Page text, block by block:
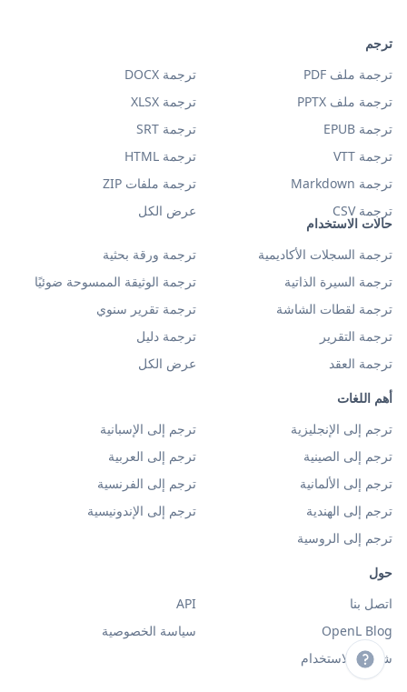
حالات الاستخدام
ترجمة السجلات الأكاديمية
ترجمة ورقة بحثية
ترجمة السيرة الذاتية
ترجمة الوثيقة الممسوحة ضوئيًا
ترجمة لقطات الشاشة
ترجمة تقرير سنوي
ترجمة التقرير
ترجمة دليل
ترجمة العقد
عرض الكل
أهم اللغات
ترجم إلى الإنجليزية
ترجم إلى الإسبانية
ترجم إلى الصينية
ترجم إلى العربية
ترجم إلى الألمانية
ترجم إلى الفرنسية
ترجم إلى الهندية
ترجم إلى الإندونيسية
ترجم إلى الروسية
ترجم
ترجمة ملف PDF
ترجمة DOCX
ترجمة ملف PPTX
ترجمة XLSX
ترجمة EPUB
ترجمة SRT
ترجمة VTT
ترجمة HTML
ترجمة Markdown
ترجمة ملفات ZIP
ترجمة CSV
عرض الكل
حول
اتصل بنا
API
OpenL Blog
سياسة الخصوصية
شروط الاستخدام